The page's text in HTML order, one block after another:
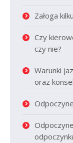
Załoga
Czy
czy nie?
Warunki
oraz